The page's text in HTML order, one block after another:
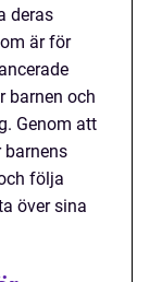
deras
är för
barnen och
Genom att
barnens
följa
över sina